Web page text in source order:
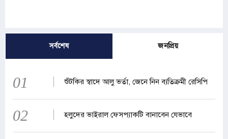
সর্বশেষ জনপ্রিয়
01 শুঁটকির স্বাদে আলু ভর্তা, জেনে নিন ব্যতিক্রমী রেসিপি
02 হলুদের ভাইরাল ফেসপ্যাকটি বানাবেন যেভাবে